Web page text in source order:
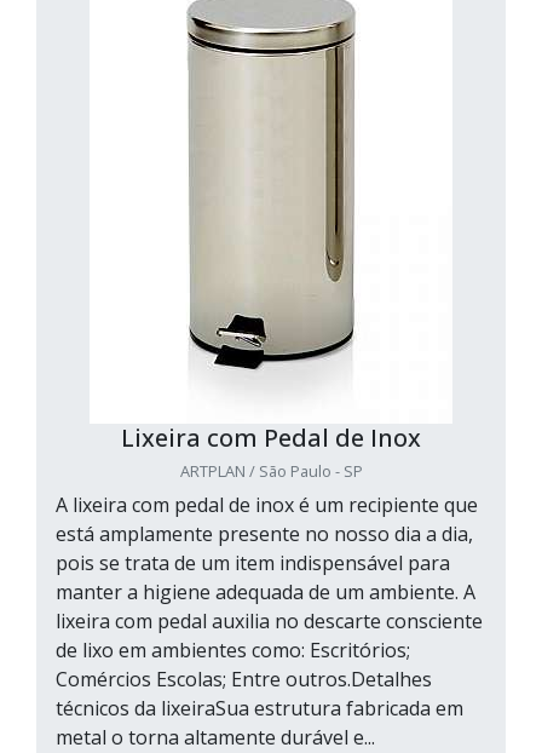
Lixeira com Pedal de Inox
ARTPLAN / São Paulo - SP
A lixeira com pedal de inox é um recipiente que
está amplamente presente no nosso dia a dia,
pois se trata de um item indispensável para
manter a higiene adequada de um ambiente. A
lixeira com pedal auxilia no descarte consciente
de lixo em ambientes como: Escritórios;
Comércios Escolas; Entre outros.Detalhes
técnicos da lixeiraSua estrutura fabricada em
metal o torna altamente durável e...